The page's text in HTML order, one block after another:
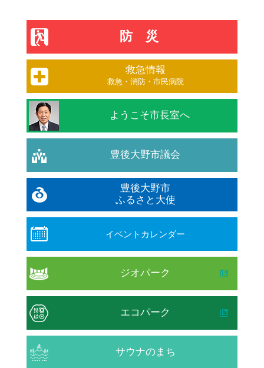
防災
救急情報
救急・消防・市民病院
ようこそ市長室へ
豊後大野市議会
豊後大野市
ふるさと大使
イベントカレンダー
ジオパーク
エコパーク
サウナのまち